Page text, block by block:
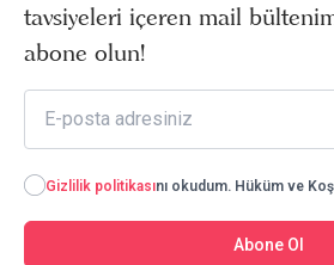
tavsiyeleri içeren mail
abone olun!
Gizlilik politikasını okudum. Hüküm ve
Abone Ol